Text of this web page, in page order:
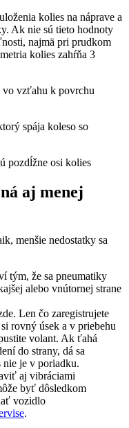
kolies na náprave a
Ak nie sú tieto hodnoty
najmä pri prudkom
kolies zahŕňa 3
vo vzťahu k povrchu
spája koleso so
pozdĺžne osi kolies
aj menej
menšie nedostatky sa
tým, že sa pneumatiky
alebo vnútornej strane
Len čo zaregistrujete
rovný úsek a v priebehu
volant. Ak ťahá
do strany, dá sa
nie je v poriadku.
aj vibráciami
byť dôsledkom
vozidlo
.